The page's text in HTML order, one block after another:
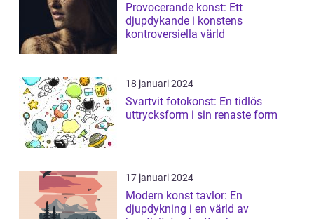
Provocerande konst: Ett
djupdykande i konstens
kontroversiella värld
18 januari 2024
Svartvit fotokonst: En tidlös
uttrycksform i sin renaste form
17 januari 2024
Modern konst tavlor: En
djupdykning i en värld av